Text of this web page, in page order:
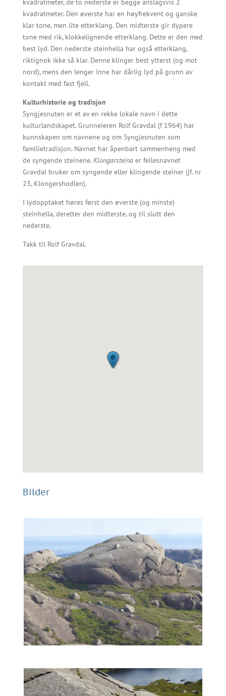
kvadratmeter, de to nederste er begge anslagsvis 2
kvadratmeter. Den øverste har en høyfrekvent og ganske
klar tone, men lite etterklang. Den midterste gir dypere
tone med rik, klokkelignende etterklang. Dette er den med
best lyd. Den nederste steinhella har også etterklang,
riktignok ikke så klar. Denne klinger best ytterst (og mot
nord), mens den lenger inne har dårlig lyd på grunn av
kontakt med fast fjell.
Kulturhistorie og tradisjon
Syngjesnuten er et av en rekke lokale navn i dette
kulturlandskapet. Grunneieren Rolf Gravdal (f 1964) har
kunnskapen om navnene og om Syngjesnuten som
familietradisjon. Navnet har åpenbart sammenheng med
de syngende steinene. Klongarsteinaer fellesnavnet
Gravdal bruker om syngende eller klingende steiner (jf. nr
23, Klongershodlen).
I lydopptaket høres først den øverste (og minste)
steinhella, deretter den midterste, og til slutt den
nederste.
Takk til Rolf Gravdal.
Bilder